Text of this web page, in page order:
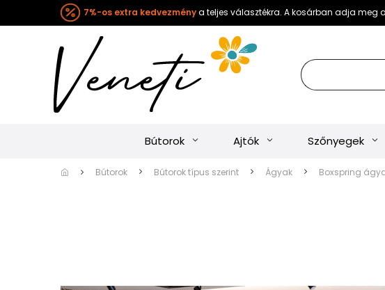
7%-os extra kedvezménya teljes választékra. A kosárban adja meg
Bútorok Ajtók Szőnyegek
Bútorok Bútorok típus szerint Ágyak Boxspring